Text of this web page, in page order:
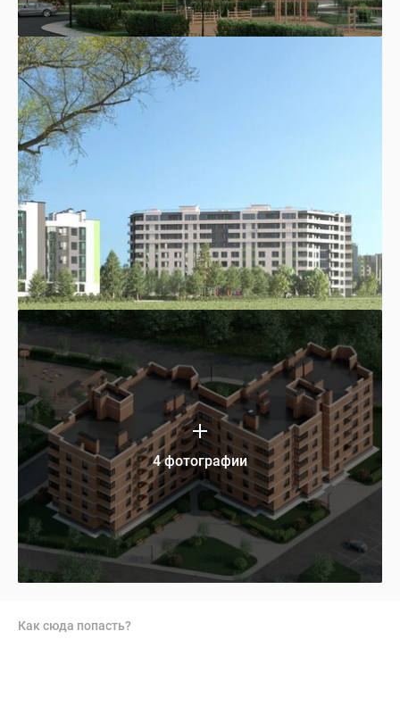
4 фотографии
Как сюда попасть?